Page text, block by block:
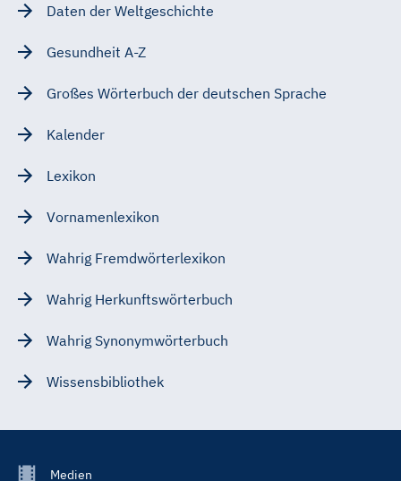
Daten der Weltgeschichte
Gesundheit A-Z
Großes Wörterbuch der deutschen Sprache
Kalender
Lexikon
Vornamenlexikon
Wahrig Fremdwörterlexikon
Wahrig Herkunftswörterbuch
Wahrig Synonymwörterbuch
Wissensbibliothek
FooterMedien